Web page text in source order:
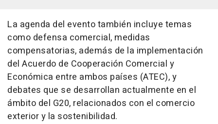
La agenda del evento también incluye temas
como defensa comercial, medidas
compensatorias, además de la implementación
del Acuerdo de Cooperación Comercial y
Económica entre ambos países (ATEC), y
debates que se desarrollan actualmente en el
ámbito del G20, relacionados con el comercio
exterior y la sostenibilidad.